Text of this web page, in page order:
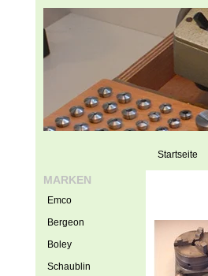
Startseite
MARKEN
Emco
Bergeon
Boley
Schaublin